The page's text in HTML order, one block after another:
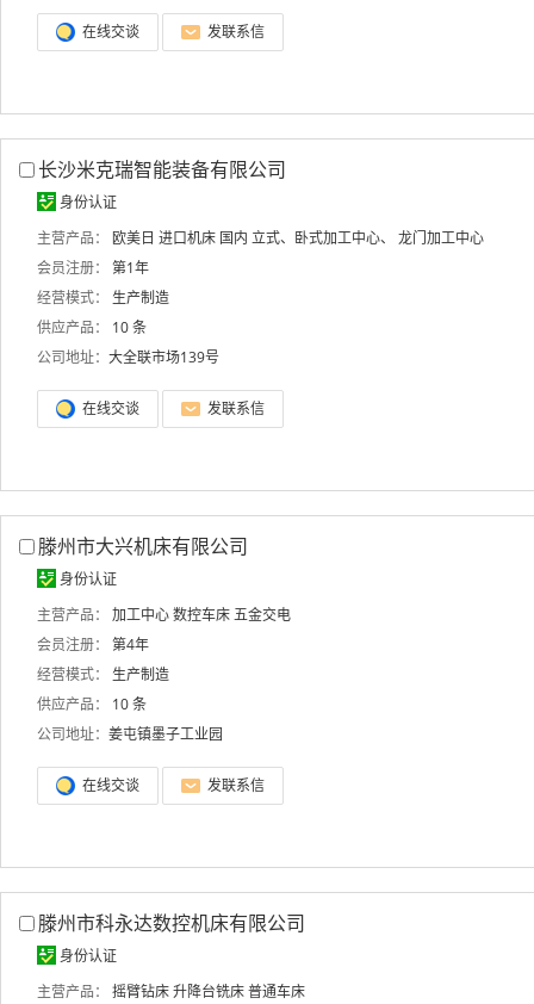
在线交谈 发联系信
长沙米克瑞智能装备有限公司
身份认证
主营产品：
欧美日 进口机床 国内 立式、卧式加工中心、
龙门加工中心
会员注册：
第1年
经营模式：
生产制造
供应产品：
10 条
公司地址： 大全联市场139号
在线交谈 发联系信
滕州市大兴机床有限公司
身份认证
主营产品：
加工中心数控车床五金交电
会员注册：
第4年
经营模式：
生产制造
供应产品：
10 条
公司地址： 姜屯镇墨子工业园
在线交谈 发联系信
滕州市科永达数控机床有限公司
身份认证
主营产品：
摇臂钻床升降台铣床普通车床